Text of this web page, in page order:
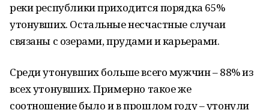
реки республики приходится порядка 65%
утонувших. Остальные несчастные случаи
связаны с озерами, прудами и карьерами.
Среди утонувших больше всего мужчин – 88% из
всех утонувших. Примерно такое же
соотношение было и в прошлом году – утонули